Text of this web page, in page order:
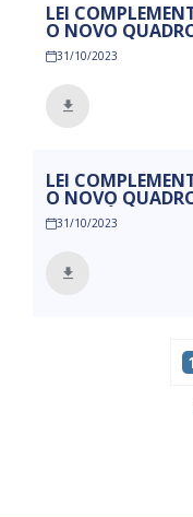
LEI
O NOVO
FUNDO
DE
FIXA
PROVIDÊNCIAS.
31/10/2023
LEI
O NOVO
MUNICÍPIO DE
EXTINGUE
OUTRAS
31/10/2023